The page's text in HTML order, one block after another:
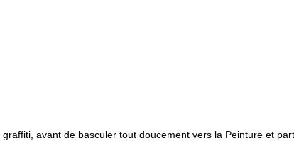
avant de basculer tout doucement vers la Peinture et